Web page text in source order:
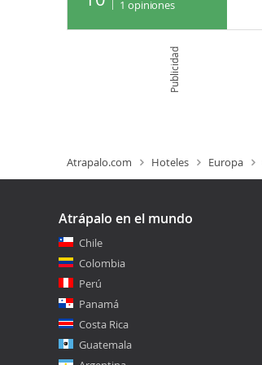
1 opiniones
Publicidad
Atrapalo.com Hoteles Europa
Atrápalo en el mundo
Chile
Colombia
Perú
Panamá
Costa Rica
Guatemala